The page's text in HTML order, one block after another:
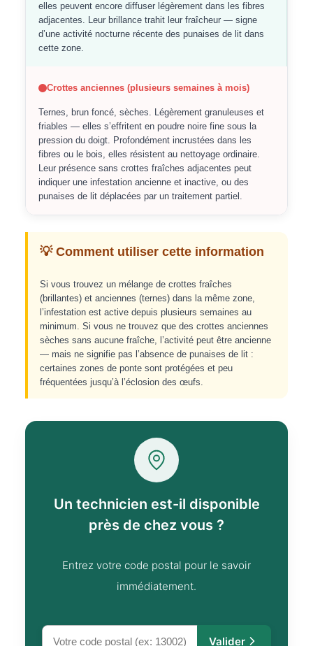
elles peuvent encore diffuser légèrement dans les fibres
adjacentes. Leur brillance trahit leur fraîcheur — signe
d’une activité nocturne récente des punaises de lit dans
cette zone.
Crottes anciennes (plusieurs semaines à mois)
Ternes, brun foncé, sèches. Légèrement granuleuses et
friables — elles s’effritent en poudre noire fine sous la
pression du doigt. Profondément incrustées dans les
fibres ou le bois, elles résistent au nettoyage ordinaire.
Leur présence sans crottes fraîches adjacentes peut
indiquer une infestation ancienne et inactive, ou des
punaises de lit déplacées par un traitement partiel.
💡 Comment utiliser cette information
Si vous trouvez un mélange de crottes fraîches
(brillantes) et anciennes (ternes) dans la même zone,
l’infestation est active depuis plusieurs semaines au
minimum. Si vous ne trouvez que des crottes anciennes
sèches sans aucune fraîche, l’activité peut être ancienne
— mais ne signifie pas l’absence de punaises de lit :
certaines zones de ponte sont protégées et peu
fréquentées jusqu’à l’éclosion des œufs.
Un technicien est-il disponible
près de chez vous ?
Entrez votre code postal pour le savoir
immédiatement.
Valider